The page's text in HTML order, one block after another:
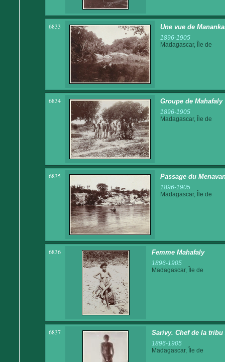
6833 Une vue de
1896-1905
Madagascar, Île de
6834 Groupe de Mahafaly
1896-1905
Madagascar, Île de
6835 Passage du
1896-1905
Madagascar, Île de
6836 Femme Mahafaly
1896-1905
Madagascar, Île de
6837 Sarivy. Chef de la tribu
1896-1905
Madagascar, Île de